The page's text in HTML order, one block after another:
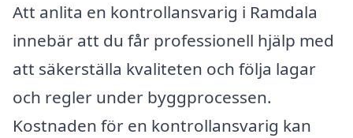
Att anlita en kontrollansvarig i Ramdala
innebär att du får professionell hjälp med
att säkerställa kvaliteten och följa lagar
och regler under byggprocessen.
Kostnaden för en kontrollansvarig kan